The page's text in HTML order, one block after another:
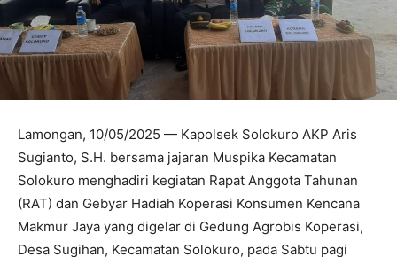
Lamongan, 10/05/2025 — Kapolsek Solokuro AKP Aris
Sugianto, S.H. bersama jajaran Muspika Kecamatan
Solokuro menghadiri kegiatan Rapat Anggota Tahunan
(RAT) dan Gebyar Hadiah Koperasi Konsumen Kencana
Makmur Jaya yang digelar di Gedung Agrobis Koperasi,
Desa Sugihan, Kecamatan Solokuro, pada Sabtu pagi